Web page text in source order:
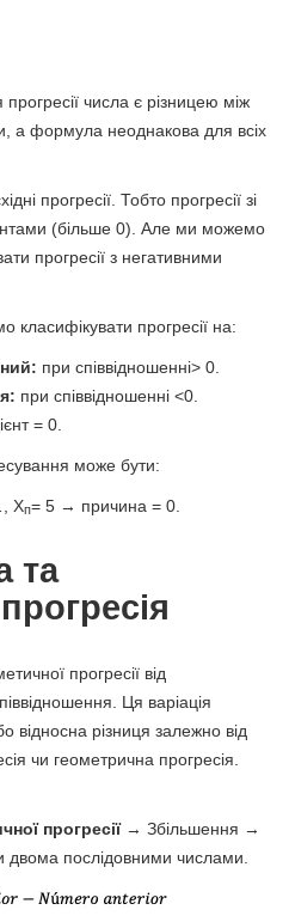
числа є різницею між
а формула неоднакова для всіх
прогресії. Тобто прогресії зі
(більше 0). Але ми можемо
прогресії з негативними
прогресії на:
при співвідношенні> 0.
при співвідношенні <0.
= 0.
може бути:
Xп= 5 → причина = 0.
та
прогресії від
Ця варіація
відносна різниця залежно від
чи геометрична прогресія.
прогресії→ Збільшення →
двома послідовними числами.